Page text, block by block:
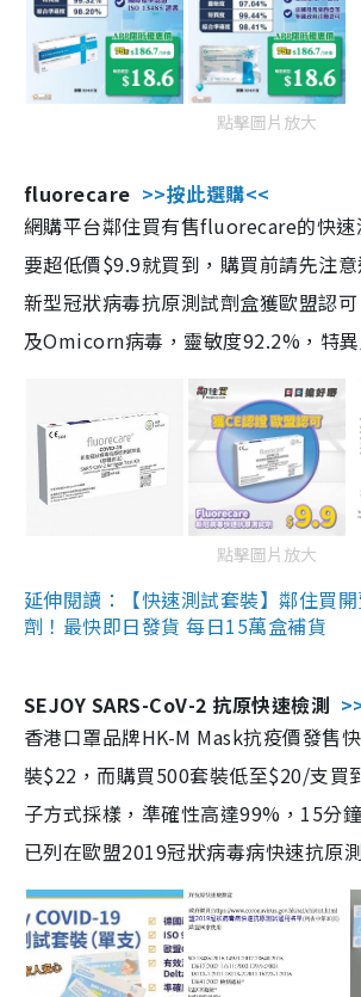
點擊圖片放大
fluorecare >>按此選購<<
網購平台鄰住買有售fluorecare的快速
要超低價$9.9就買到，購買前請先注
新型冠狀病毒抗原測試劑盒獲歐盟認
及Omicorn病毒，靈敏度92.2%，特異
點擊圖片放大
延伸閱讀：【快速測試套裝】鄰住買
劑！最快即日發貨 每日15萬盒補貨
SEJOY SARS-CoV-2 抗原快速檢測
香港口罩品牌HK-M Mask抗疫價發售
裝$22，而購買500套裝低至$20/支買
子方式採樣，準確性高達99%，15分
已列在歐盟2019冠狀病毒病快速抗原